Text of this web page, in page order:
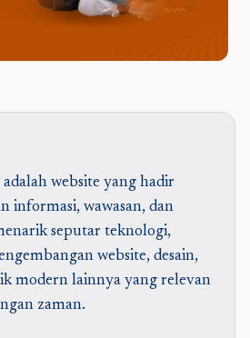
website yang hadir
informasi, wawasan, dan
seputar teknologi,
website, desain,
modern lainnya yang relevan
zaman.